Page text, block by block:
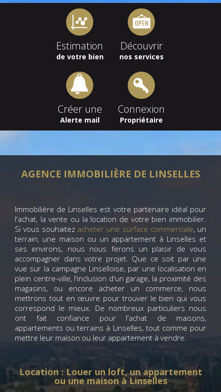
Estimation
de votre bien
Découvrir
nos services
Créer une
Alerte mail
Connexion
Propriétaire
AGENCE IMMOBILIÈRE DE LINSELLES
Immobilière de Linselles est votre partenaire idéal pour
l'achat, la vente ou la location de votre bien immobilier.
Si vous souhaitez acheter une surface commerciale, un
terrain, une maison ou un appartement à Linselles et
ses environs, nous nous ferons un plaisir de vous
accompagner dans votre projet. Que ce soit par une
vue sur la campagne Linselloise, par une localisation en
plein centre-ville, l'inclusion d'un garage, la proximité des
magasins, ou encore acheter un commerce, nous
mettrons tout en œuvre pour trouver le bien qui vous
correspond le mieux. De nombreux particuliers nous
ont fait confiance pour l'achat de maisons,
appartements ou terrains à Linselles, tout comme pour
mettre leur maison ou leur appartement à vendre.
Location : Louer un loft, un appartement
ou une maison à Linselles